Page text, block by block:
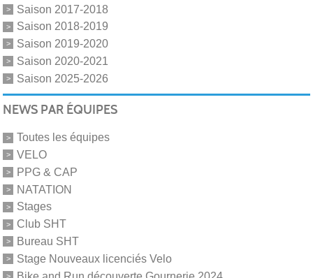
Saison 2017-2018
Saison 2018-2019
Saison 2019-2020
Saison 2020-2021
Saison 2025-2026
NEWS PAR ÉQUIPES
Toutes les équipes
VELO
PPG & CAP
NATATION
Stages
Club SHT
Bureau SHT
Stage Nouveaux licenciés Velo